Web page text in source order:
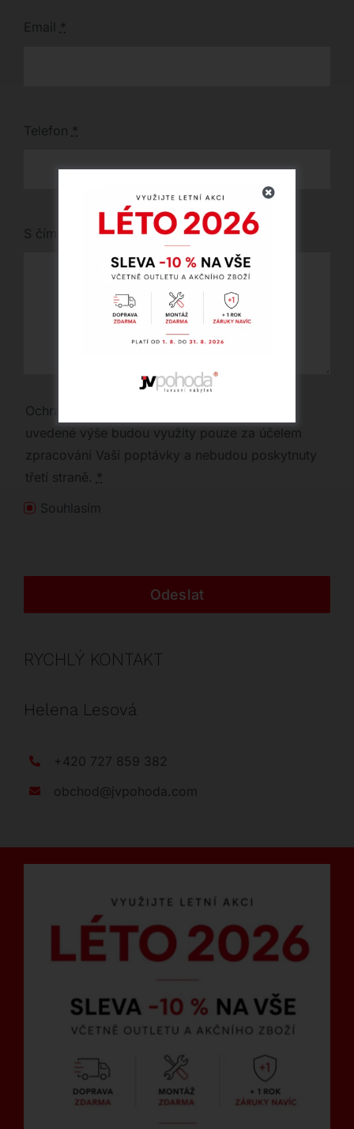
Email *
Telefon *
S čím vám můžeme pomoci?
Ochrana osobních údajů | Vaše osobní údaje
uvedené výše budou využity pouze za účelem
zpracování Vaší poptávky a nebudou poskytnuty
třetí straně. *
Souhlasím
Odeslat
RYCHLÝ KONTAKT
Helena Lesová
+420 727 859 382
obchod@jvpohoda.com